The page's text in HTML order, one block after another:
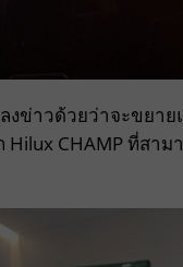
งข่าวด้วยว่าจะขย
CHAMP ที่สา